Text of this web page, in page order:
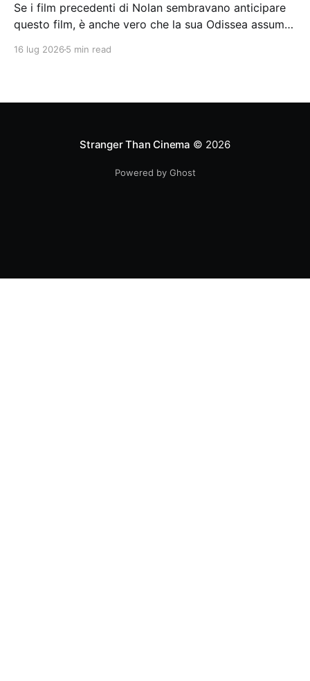
Se i film precedenti di Nolan sembravano anticipare
questo film, è anche vero che la sua Odissea assume
16 lug 2026 5 min read
Stranger Than Cinema © 2026
Powered by Ghost